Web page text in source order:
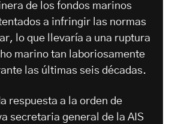
de los fondos marinos
a infringir las normas
lo que llevaría a una ruptura
marino tan laboriosamente
las últimas seis décadas.
respuesta a la orden de
secretaria general de la AIS